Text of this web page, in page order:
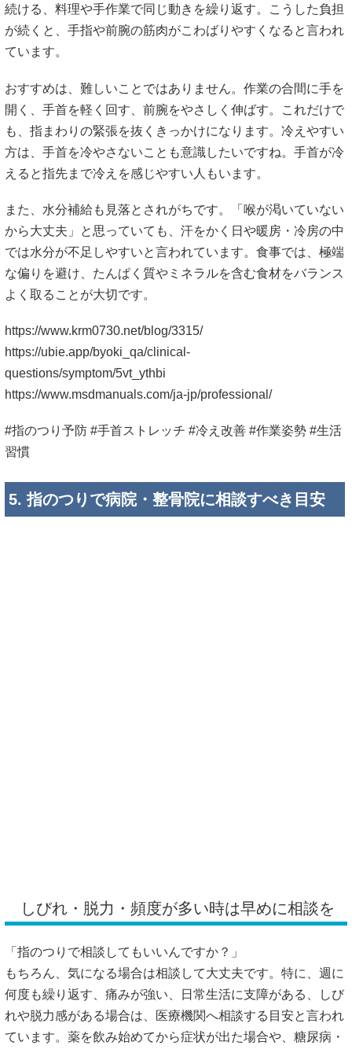
続ける、料理や手作業で同じ動きを繰り返す。こうした負担
が続くと、手指や前腕の筋肉がこわばりやすくなると言われ
ています。
おすすめは、難しいことではありません。作業の合間に手を
開く、手首を軽く回す、前腕をやさしく伸ばす。これだけで
も、指まわりの緊張を抜くきっかけになります。冷えやすい
方は、手首を冷やさないことも意識したいですね。手首が冷
えると指先まで冷えを感じやすい人もいます。
また、水分補給も見落とされがちです。「喉が渇いていない
から大丈夫」と思っていても、汗をかく日や暖房・冷房の中
では水分が不足しやすいと言われています。食事では、極端
な偏りを避け、たんぱく質やミネラルを含む食材をバランス
よく取ることが大切です。
https://www.krm0730.net/blog/3315/
https://ubie.app/byoki_qa/clinical-
questions/symptom/5vt_ythbi
https://www.msdmanuals.com/ja-jp/professional/
#指のつり予防 #手首ストレッチ #冷え改善 #作業姿勢 #生活
習慣
5. 指のつりで病院・整骨院に相談すべき目安
しびれ・脱力・頻度が多い時は早めに相談を
「指のつりで相談してもいいんですか？」
もちろん、気になる場合は相談して大丈夫です。特に、週に
何度も繰り返す、痛みが強い、日常生活に支障がある、しび
れや脱力感がある場合は、医療機関へ相談する目安と言われ
ています。薬を飲み始めてから症状が出た場合や、糖尿病・